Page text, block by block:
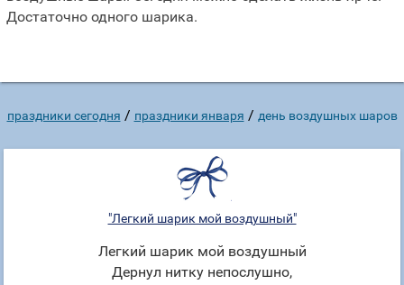
Достаточно одного шарика.
праздники сегодня / праздники января / день воздушных шаров
"Легкий шарик мой воздушный"
Легкий шарик мой воздушный
Дернул нитку непослушно,